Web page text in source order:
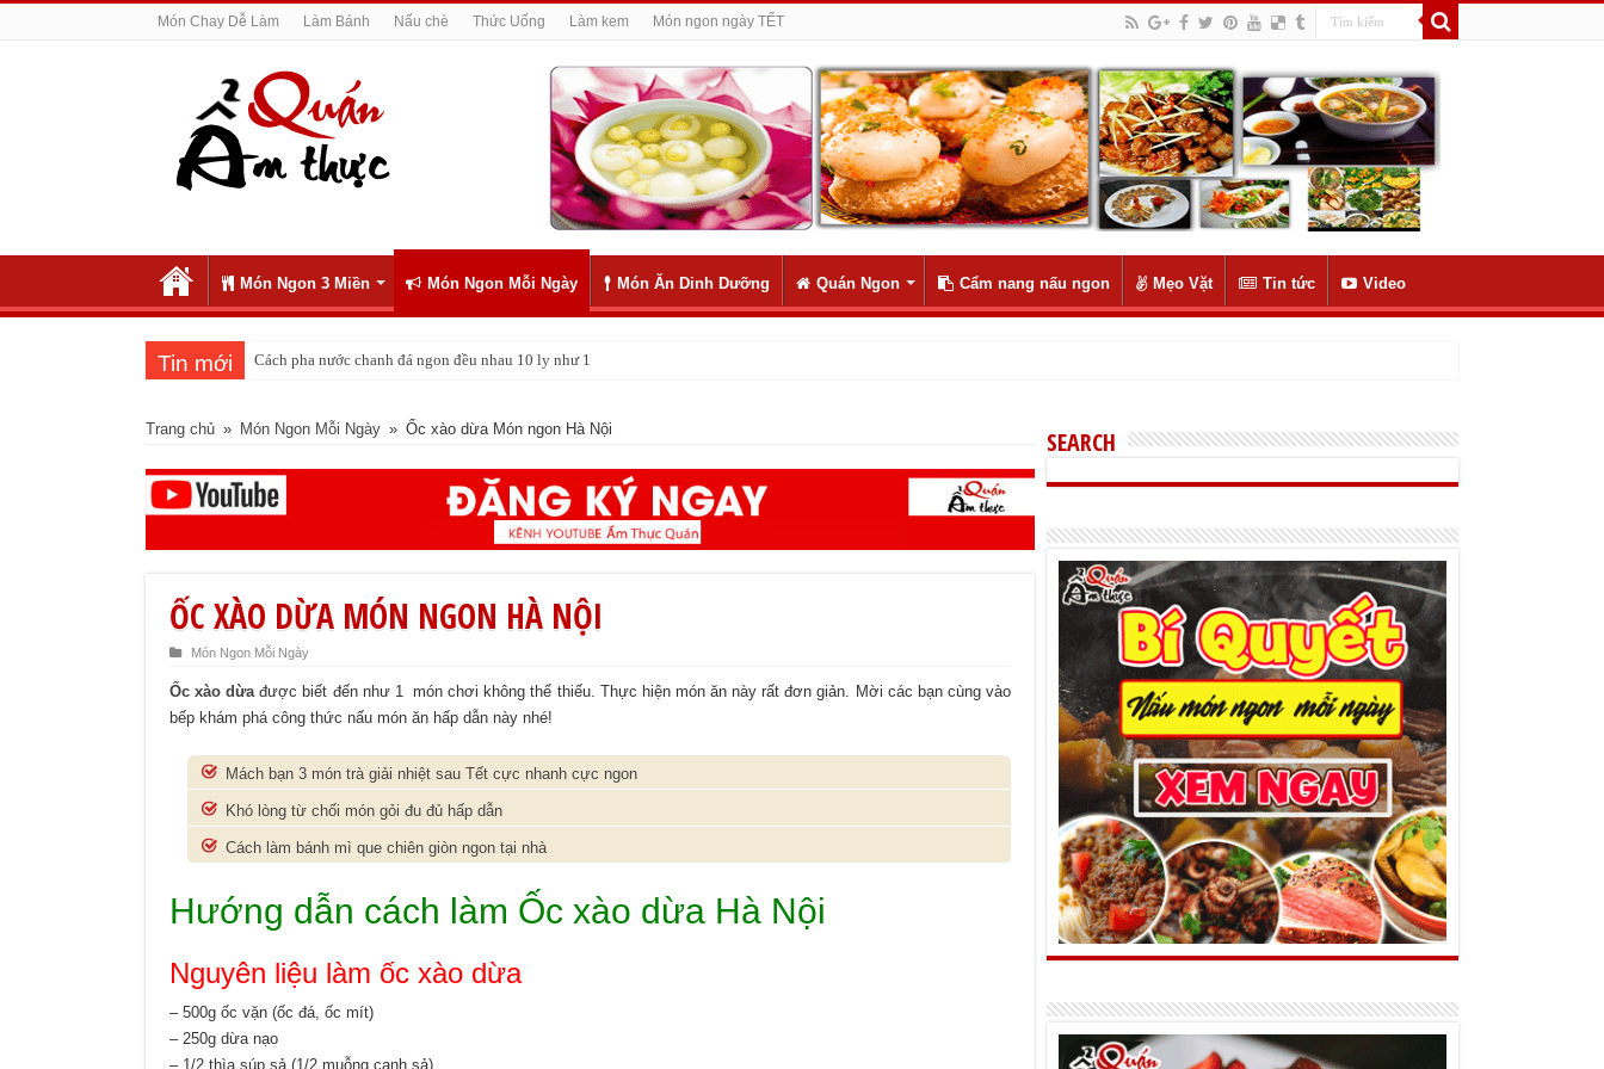
Món Chay Dễ Làm Làm Bánh Nấu chè Thức Uống Làm kem Món ngon ngày TẾT
Món Ngon 3 Miền Món Ngon Mỗi Ngày Món Ăn Dinh Dưỡng Quán Ngon Cẩm nang nấu ngon Mẹo Vặt Tin tức Video
Tin mới Cách pha nước chanh đá ngon đều nhau 10 ly như 1
Trang chủ » Món Ngon Mỗi Ngày » Ốc xào dừa Món ngon Hà Nội
ỐC XÀO DỪA MÓN NGON HÀ NỘI
Món Ngon Mỗi Ngày
Ốc xào dừađược biết đến như 1 món chơi không thể thiếu. Thực hiện món ăn này rất đơn giản. Mời các bạn cùng vào
bếp khám phá công thức nấu món ăn hấp dẫn này nhé!
Mách bạn 3 món trà giải nhiệt sau Tết cực nhanh cực ngon
Khó lòng từ chối món gỏi đu đủ hấp dẫn
Cách làm bánh mì que chiên giòn ngon tại nhà
Hướng dẫn cách làm Ốc xào dừa Hà Nội
Nguyên liệu làm ốc xào dừa
– 500g ốc vặn (ốc đá, ốc mít)
– 250g dừa nạo
– 1/2 thìa súp sả (1/2 muỗng canh sả)
SEARCH